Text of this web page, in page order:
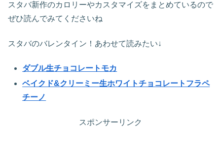
スタバ新作のカロリーやカスタマイズをまとめているので
ぜひ読んでみてくださいね
スタバのバレンタイン！あわせて読みたい↓
ダブル生チョコレートモカ
ベイクド&クリーミー生ホワイトチョコレートフラペ
チーノ
スポンサーリンク